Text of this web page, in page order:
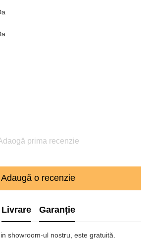
prima recenzie
Adaugă o recenzie
Livrare Garanție
showroom-ul nostru, este gratuită.